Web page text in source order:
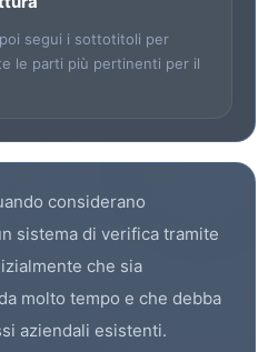
segui i sottotitoli per
le parti più pertinenti per il
considerano
sistema di verifica tramite
che sia
molto tempo e che debba
aziendali esistenti.